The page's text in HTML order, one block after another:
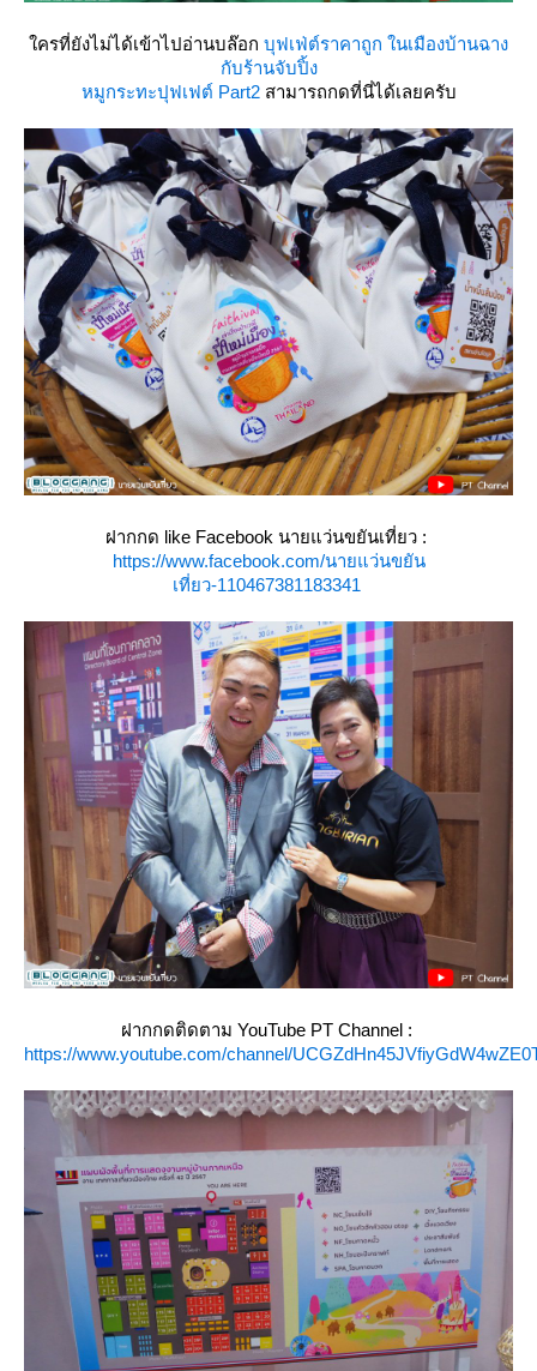
ครที่ยังไม่ได้เข้าไปอ่านบล๊อก บุฟเฟ่ต์ราคาถูก ในเมืองบ้านฉาง
กับร้านจับปิ้ง
หมูกระทะปุฟเฟต์ Part2สามารถกดที่นี่ได้เลยครับ
ฝากกด like Facebook นายแว่นขยันเที่ยว :
https://www.facebook.com/นายแว่นขยัน
เที่ยว-110467381183341
ฝากกดติดตาม YouTube PT Channel :
https://www.youtube.com/channel/